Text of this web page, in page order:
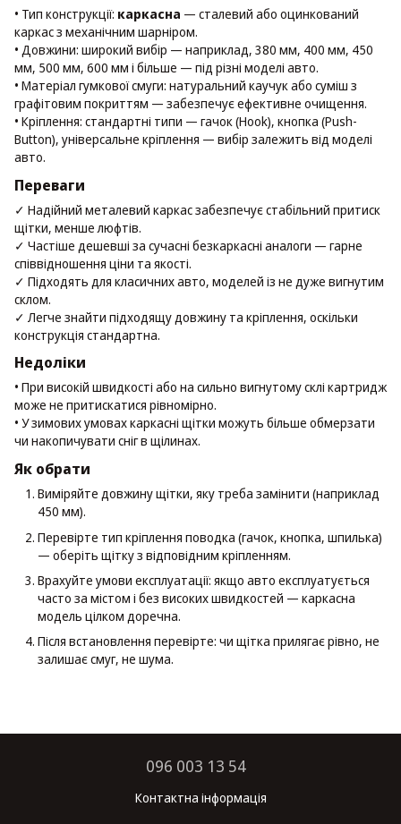
• Тип конструкції: каркасна — сталевий або оцинкований
каркас з механічним шарніром.
• Довжини: широкий вибір — наприклад, 380 мм, 400 мм, 450
мм, 500 мм, 600 мм і більше — під різні моделі авто.
• Матеріал гумкової смуги: натуральний каучук або суміш з
графітовим покриттям — забезпечує ефективне очищення.
• Кріплення: стандартні типи — гачок (Hook), кнопка (Push-
Button), універсальне кріплення — вибір залежить від моделі
авто.
Переваги
✓ Надійний металевий каркас забезпечує стабільний притиск
щітки, менше люфтів.
✓ Частіше дешевші за сучасні безкаркасні аналоги — гарне
співвідношення ціни та якості.
✓ Підходять для класичних авто, моделей із не дуже вигнутим
склом.
✓ Легче знайти підходящу довжину та кріплення, оскільки
конструкція стандартна.
Недоліки
• При високій швидкості або на сильно вигнутому склі картридж
може не притискатися рівномірно.
• У зимових умовах каркасні щітки можуть більше обмерзати
чи накопичувати сніг в щілинах.
Як обрати
Виміряйте довжину щітки, яку треба замінити (наприклад
450 мм).
Перевірте тип кріплення поводка (гачок, кнопка, шпилька)
— оберіть щітку з відповідним кріпленням.
Врахуйте умови експлуатації: якщо авто експлуатується
часто за містом і без високих швидкостей — каркасна
модель цілком доречна.
Після встановлення перевірте: чи щітка прилягає рівно, не
залишає смуг, не шума.
096 003 13 54
Контактна інформація